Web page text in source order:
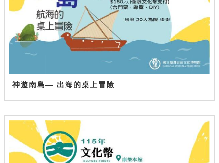
神遊南島— 出海的桌上冒險